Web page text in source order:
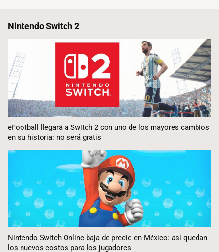
Nintendo Switch 2
eFootball llegará a Switch 2 con uno de los mayores cambios
en su historia: no será gratis
Nintendo Switch Online baja de precio en México: así quedan
los nuevos costos para los jugadores